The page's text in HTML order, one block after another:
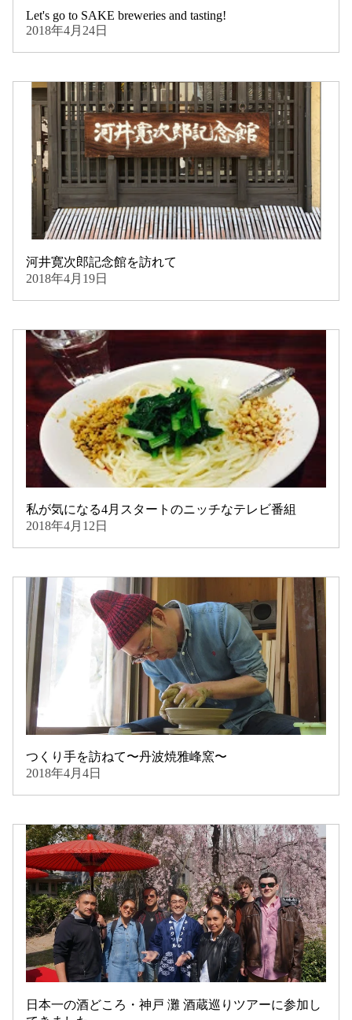
Let's go to SAKE breweries and tasting!
2018年4月24日
河井寛次郎記念館を訪れて
2018年4月19日
私が気になる4月スタートのニッチなテレビ番組
2018年4月12日
つくり手を訪ねて〜丹波焼雅峰窯〜
2018年4月4日
日本一の酒どころ・神戸 灘 酒蔵巡りツアーに参加し